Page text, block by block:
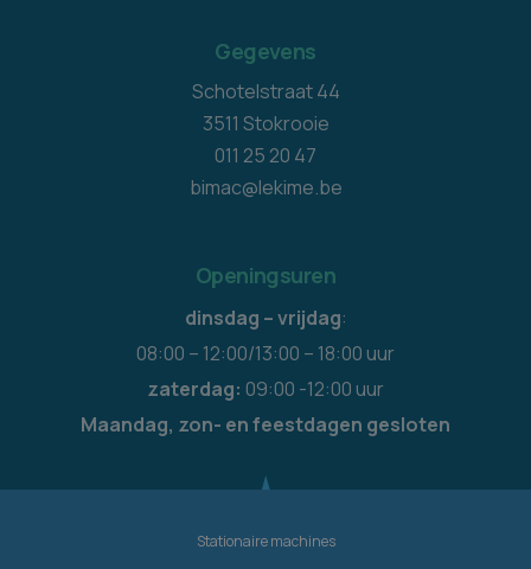
Gegevens
Schotelstraat 44
3511 Stokrooie
011 25 20 47
bimac@lekime.be
Openingsuren
dinsdag – vrijdag:
08:00 – 12:00/13:00 – 18:00 uur
zaterdag: 09:00 -12:00 uur
Maandag, zon- en feestdagen gesloten
Stationaire machines